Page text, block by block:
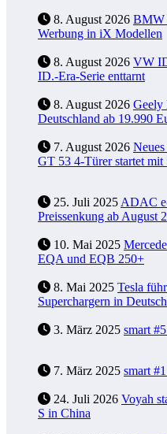
8. August 2026 BMW
Werbung in iX Modellen
8. August 2026 VW
ID.-Era-Serie enttarnt
8. August 2026 Geely
Deutschland ab 19.990
7. August 2026
GT 53 4-Türer startet mit
25. Juli 2025 ADAC
Preissenkung ab August
10. Mai 2025
EQA und EQB 250+
8. Mai 2025 Tesla
Superchargern in
3. März 2025 smart
7. März 2025 smart
24. Juli 2026 Voyah
S in China